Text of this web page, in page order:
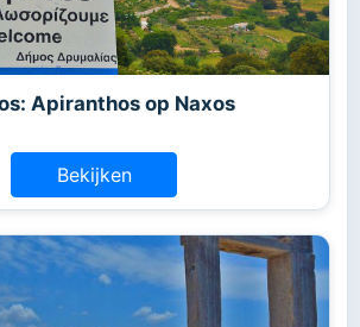
Apiranthos op Naxos
Bekijken